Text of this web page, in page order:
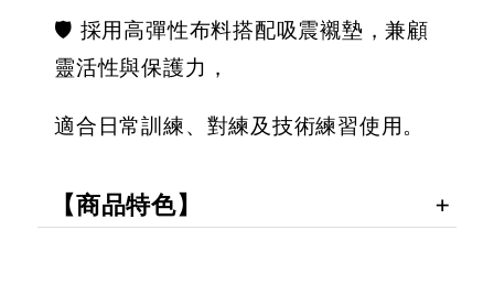
🛡️ 採用高彈性布料搭配吸震襯墊，兼顧
靈活性與保護力，
適合日常訓練、對練及技術練習使用。
【商品特色】